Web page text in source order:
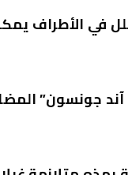
في الأطراف
آند جونسون”